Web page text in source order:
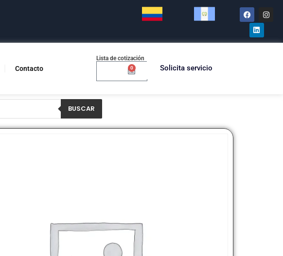
Contacto
Lista de cotización
0 Solicita servicio
BUSCAR